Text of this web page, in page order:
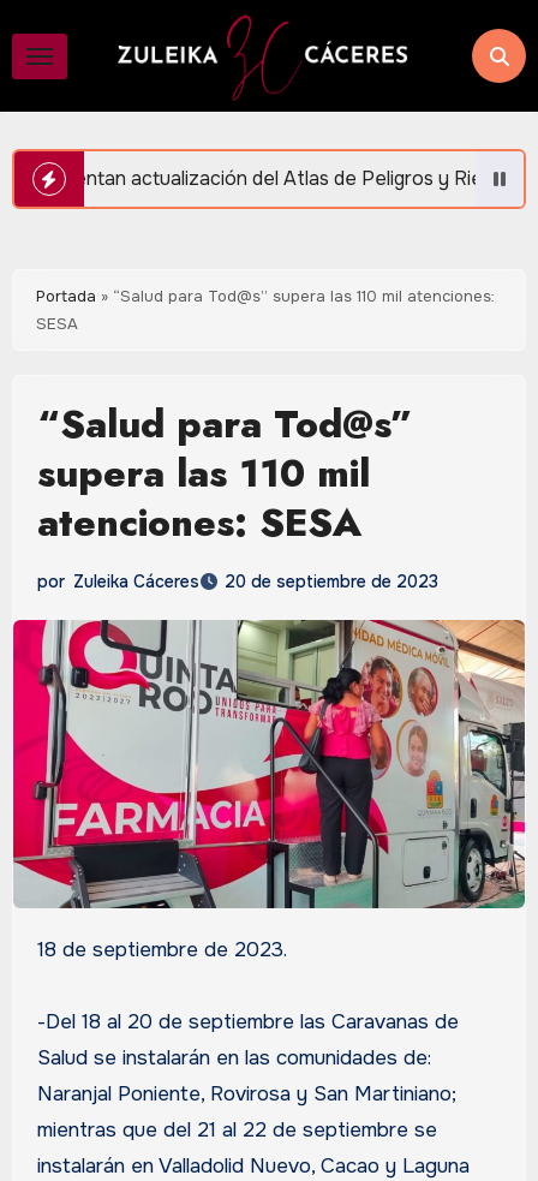
contenido
Atlas de Peligros y Riesgos en Puerto Morelos
Portada » “Salud para Tod@s” supera las 110 mil atenciones:
SESA
“Salud para Tod@s”
supera las 110 mil
atenciones: SESA
por Zuleika Cáceres 20 de septiembre de 2023
18 de septiembre de 2023.
-Del 18 al 20 de septiembre las Caravanas de
Salud se instalarán en las comunidades de:
Naranjal Poniente, Rovirosa y San Martiniano;
mientras que del 21 al 22 de septiembre se
instalarán en Valladolid Nuevo, Cacao y Laguna